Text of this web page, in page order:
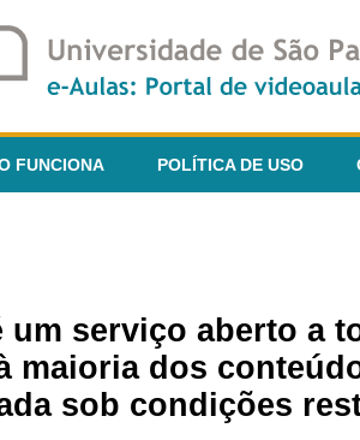
FUNCIONA POLÍTICA DE USO
um serviço aberto a
maioria dos
sob condições